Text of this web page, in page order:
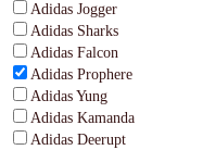
Adidas Jogger
Adidas Sharks
Adidas Falcon
Adidas Prophere
Adidas Yung
Adidas Kamanda
Adidas Deerupt